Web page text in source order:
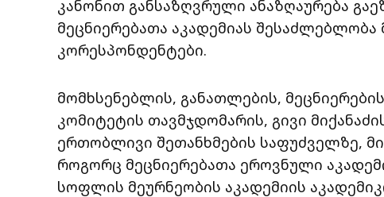
კანონით განსაზღვრული ანაზღაურება
მეცნიერებათა აკადემიას შესაძლებლობა
კორესპონდენტები.
მომხსენებლის, განათლების,
კომიტეტის თავმჯდომარის, გივი
ერთობლივი შეთანხმების საფუძველზე,
როგორც მეცნიერებათა ეროვნული
სოფლის მეურნეობის აკადემიის